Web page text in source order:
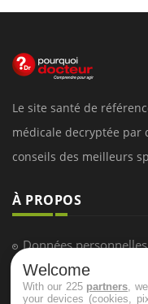
Le site santé de
médicale decryptée par
conseils des meilleurs
À PROPOS
Données
Qui sommes-nous
Conditions
Welcome
With our 225 partners ,
your devices (cookies,